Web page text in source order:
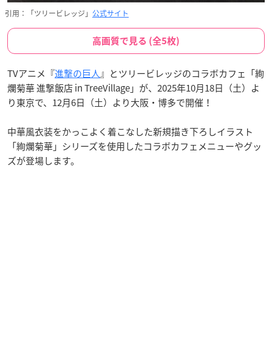
引用：「ツリービレッジ」 公式サイト
高画質で見る (全5枚)
TVアニメ『進撃の巨人』とツリービレッジのコラボカフェ「絢
爛菊華 進撃飯店 in TreeVillage」が、2025年10月18日（土）よ
り東京で、12月6日（土）より大阪・博多で開催！
中華風衣装をかっこよく着こなした新規描き下ろしイラスト
「絢爛菊華」シリーズを使用したコラボカフェメニューやグッ
ズが登場します。